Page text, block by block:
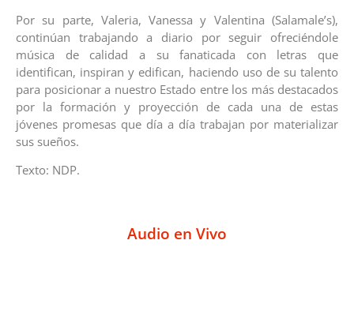
Por su parte, Valeria, Vanessa y Valentina (Salamale’s),
continúan trabajando a diario por seguir ofreciéndole
música de calidad a su fanaticada con letras que
identifican, inspiran y edifican, haciendo uso de su talento
para posicionar a nuestro Estado entre los más destacados
por la formación y proyección de cada una de estas
jóvenes promesas que día a día trabajan por materializar
sus sueños.
Texto: NDP.
Audio en Vivo